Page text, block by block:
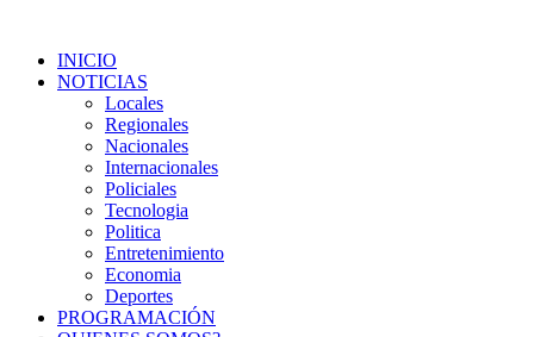
INICIO
NOTICIAS
Locales
Regionales
Nacionales
Internacionales
Policiales
Tecnologia
Politica
Entretenimiento
Economia
Deportes
PROGRAMACIÓN